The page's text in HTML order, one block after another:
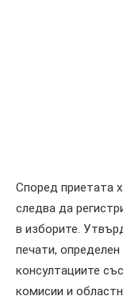
Според приетата
следва да
в изборите.
печати,
консултациите
комисии и